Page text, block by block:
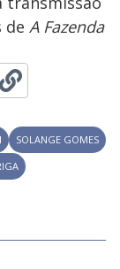
de A Fazenda
SOLANGE GOMES